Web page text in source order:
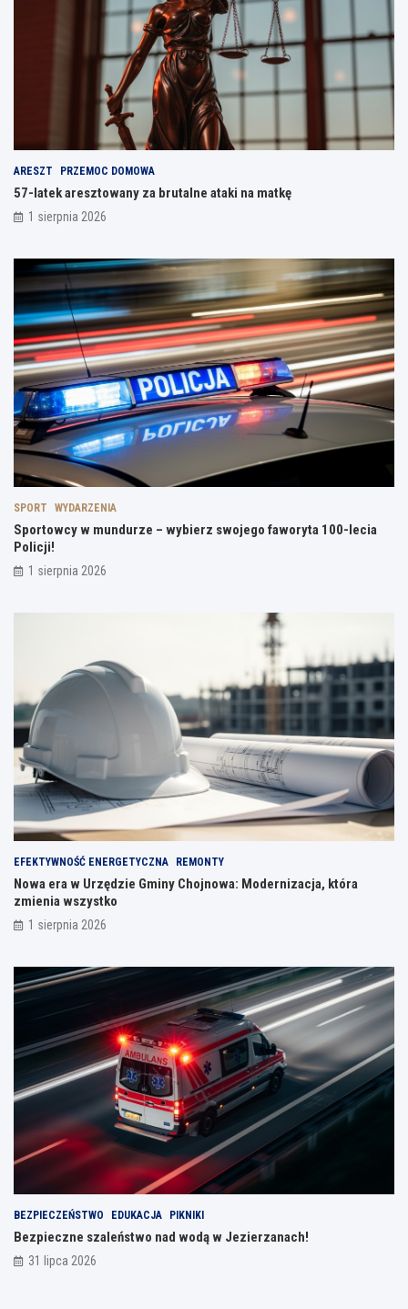
ARESZT PRZEMOC DOMOWA
57-latek aresztowany za brutalne ataki na matkę
1 sierpnia 2026
SPORT WYDARZENIA
Sportowcy w mundurze – wybierz swojego faworyta 100-lecia
Policji!
1 sierpnia 2026
EFEKTYWNOŚĆ ENERGETYCZNA REMONTY
Nowa era w Urzędzie Gminy Chojnowa: Modernizacja, która
zmienia wszystko
1 sierpnia 2026
BEZPIECZEŃSTWO EDUKACJA PIKNIKI
Bezpieczne szaleństwo nad wodą w Jezierzanach!
31 lipca 2026